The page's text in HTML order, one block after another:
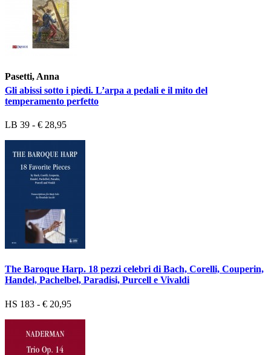
Pasetti, Anna
Gli abissi sotto i piedi. L’arpa a pedali e il mito del
temperamento perfetto
LB 39 - € 28,95
The Baroque Harp. 18 pezzi celebri di Bach, Corelli, Couperin,
Handel, Pachelbel, Paradisi, Purcell e Vivaldi
HS 183 - € 20,95